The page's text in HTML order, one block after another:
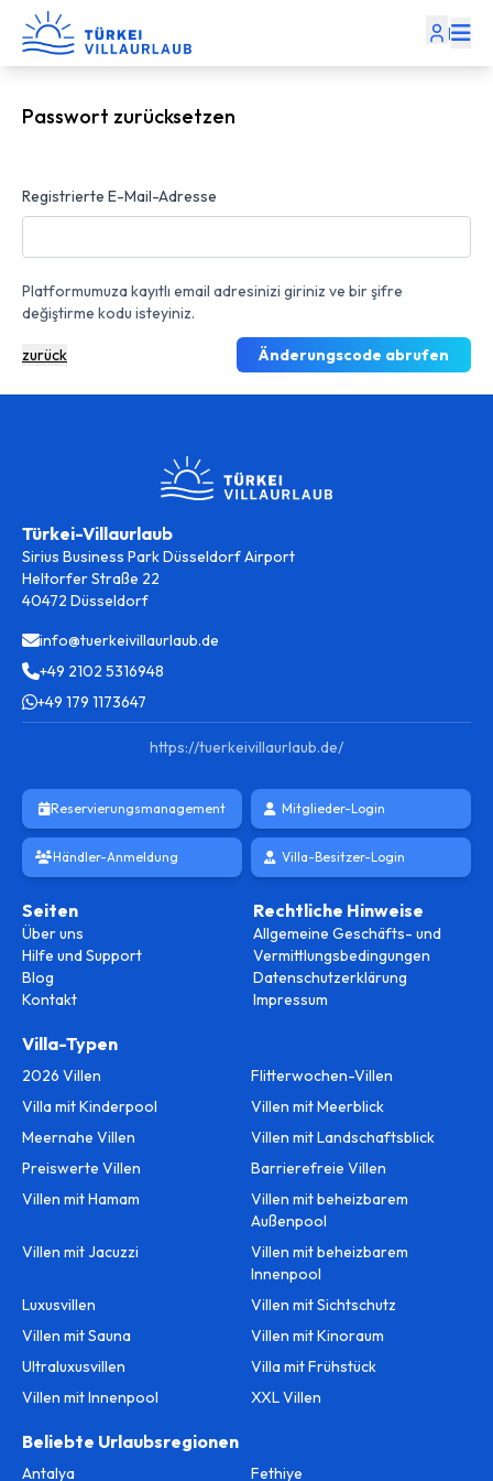
|
Passwort zurücksetzen
Registrierte E-Mail-Adresse
Platformumuza kayıtlı email adresinizi giriniz ve bir şifre
değiştirme kodu isteyiniz.
zurück Änderungscode abrufen
Türkei-Villaurlaub
Sirius Business Park Düsseldorf Airport
Heltorfer Straße 22
40472 Düsseldorf
info@tuerkeivillaurlaub.de
+49 2102 5316948
+49 179 1173647
https://tuerkeivillaurlaub.de/
Reservierungsmanagement Mitglieder-Login
Händler-Anmeldung Villa-Besitzer-Login
Seiten
Über uns
Hilfe und Support
Blog
Kontakt
Rechtliche Hinweise
Allgemeine Geschäfts- und
Vermittlungsbedingungen
Datenschutzerklärung
Impressum
Villa-Typen
2026 Villen
Flitterwochen-Villen
Villa mit Kinderpool
Villen mit Meerblick
Meernahe Villen
Villen mit Landschaftsblick
Preiswerte Villen
Barrierefreie Villen
Villen mit Hamam
Villen mit beheizbarem
Außenpool
Villen mit Jacuzzi
Villen mit beheizbarem
Innenpool
Luxusvillen
Villen mit Sichtschutz
Villen mit Sauna
Villen mit Kinoraum
Ultraluxusvillen
Villa mit Frühstück
Villen mit Innenpool
XXL Villen
Beliebte Urlaubsregionen
Antalya Fethiye